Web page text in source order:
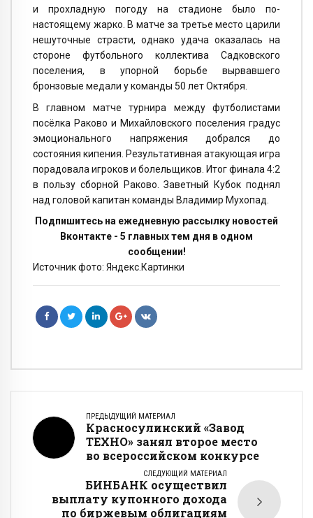
и прохладную погоду на стадионе было по-
настоящему жарко. В матче за третье место царили
нешуточные страсти, однако удача оказалась на
стороне футбольного коллектива Садковского
поселения, в упорной борьбе вырвавшего
бронзовые медали у команды 50 лет Октября.
В главном матче турнира между футболистами
посёлка Раково и Михайловского поселения градус
эмоционального напряжения добрался до
состояния кипения. Результативная атакующая игра
порадовала игроков и болельщиков. Итог финала 4:2
в пользу сборной Раково. Заветный Кубок поднял
над головой капитан команды Владимир Мухопад.
Подпишитесь на ежедневную рассылку новостей
Вконтакте - 5 главных тем дня в одном
сообщении!
Источник фото: Яндекс.Картинки
ПРЕДЫДУЩИЙ МАТЕРИАЛ
Красносулинский «Завод
ТЕХНО» занял второе место
во всероссийском конкурсе
СЛЕДУЮЩИЙ МАТЕРИАЛ
БИНБАНК осуществил
выплату купонного дохода
по биржевым облигациям